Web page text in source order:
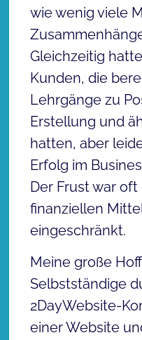
wie wenig viele
Gleichzeitig
Kunden, die
Lehrgänge zu
Erstellung und
hatten, aber
Erfolg im
Der Frust war
finanziellen
eingeschränkt.
Meine große
Selbstständige
2DayWebsite-
einer Website